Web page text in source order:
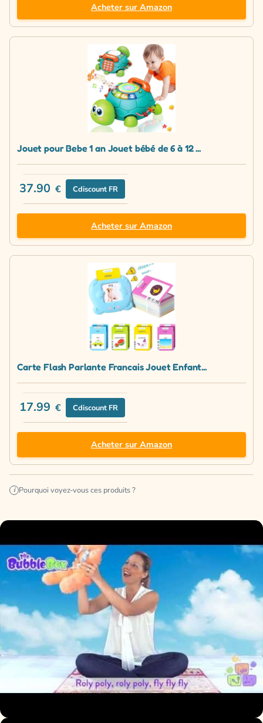
Acheter sur Amazon
Jouet pour Bebe 1 an Jouet bébé de 6 à 12 ...
37.90 € Cdiscount FR
Acheter sur Amazon
Carte Flash Parlante Francais Jouet Enfant...
17.99 € Cdiscount FR
Acheter sur Amazon
i Pourquoi voyez-vous ces produits ?